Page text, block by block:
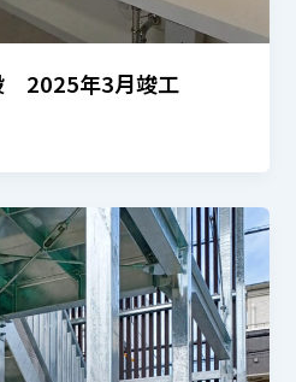
2025年3月竣工